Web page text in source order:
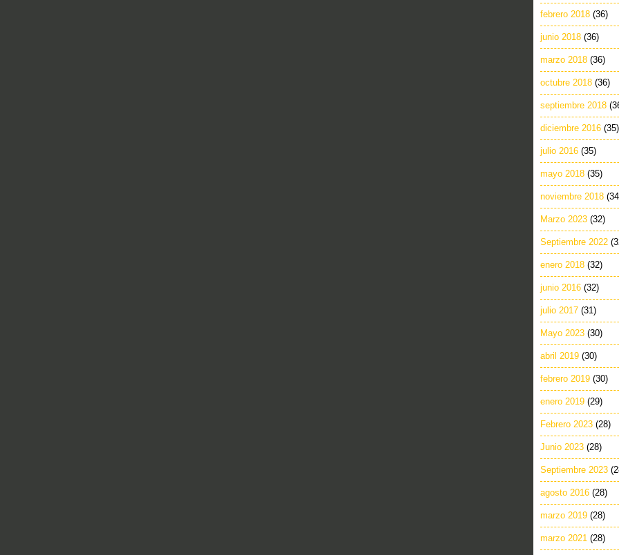
febrero 2018 (36)
junio 2018 (36)
marzo 2018 (36)
octubre 2018 (36)
septiembre 2018
diciembre 2016 (35)
julio 2016 (35)
mayo 2018 (35)
noviembre 2018
Marzo 2023 (32)
Septiembre 2022
enero 2018 (32)
junio 2016 (32)
julio 2017 (31)
Mayo 2023 (30)
abril 2019 (30)
febrero 2019 (30)
enero 2019 (29)
Febrero 2023 (28)
Junio 2023 (28)
Septiembre 2023
agosto 2016 (28)
marzo 2019 (28)
marzo 2021 (28)